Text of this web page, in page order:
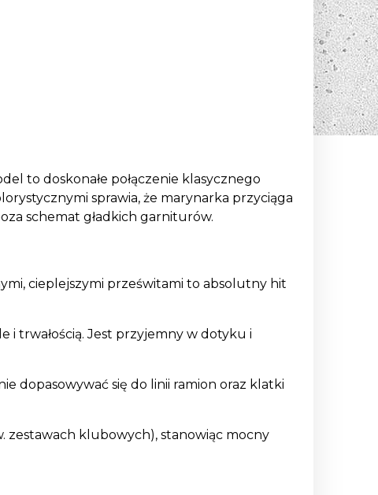
to doskonałe połączenie klasycznego
sprawia, że marynarka przyciąga
schemat gładkich garniturów.
cieplejszymi prześwitami to absolutny hit
i trwałością. Jest przyjemny w dotyku i
dopasowywać się do linii ramion oraz klatki
zestawach klubowych), stanowiąc mocny